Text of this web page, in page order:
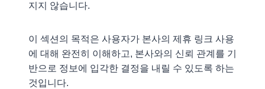
지지 않습니다.
이 섹션의 목적은 사용자가 본사의 제휴 링크 사용
에 대해 완전히 이해하고, 본사와의 신뢰 관계를 기
반으로 정보에 입각한 결정을 내릴 수 있도록 하는
것입니다.